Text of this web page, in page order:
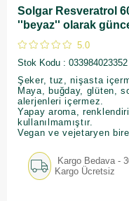
Solgar Resveratrol
''beyaz'' olarak
5.0
Stok Kodu
033984023352
Şeker, tuz, nişasta
Maya, buğday, glüten,
alerjenleri içermez.
Yapay aroma,
kullanılmamıştır.
Vegan ve vejetaryen
Kargo Bedava -
Kargo Ücretsiz